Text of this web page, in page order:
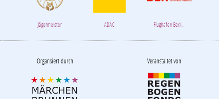
Jägermeister ADAC Flughafen Berli...
Organsiert durch Veranstaltet von